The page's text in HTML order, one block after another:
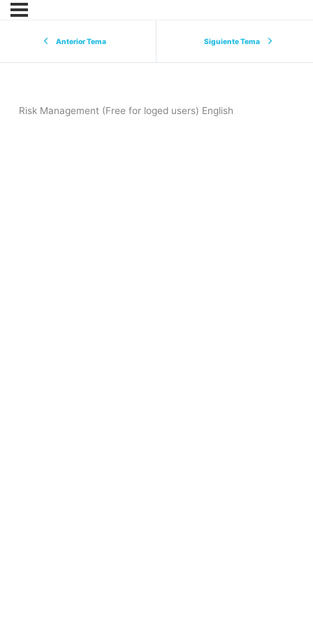
Anterior Tema Siguiente Tema
Risk Management (Free for loged users) English